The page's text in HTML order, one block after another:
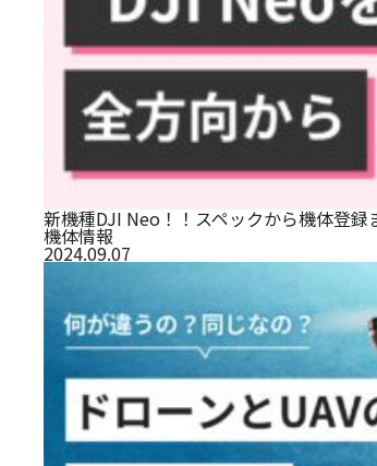
新機種DJI Neo！！スペックから機体登
機体情報
2024.09.07